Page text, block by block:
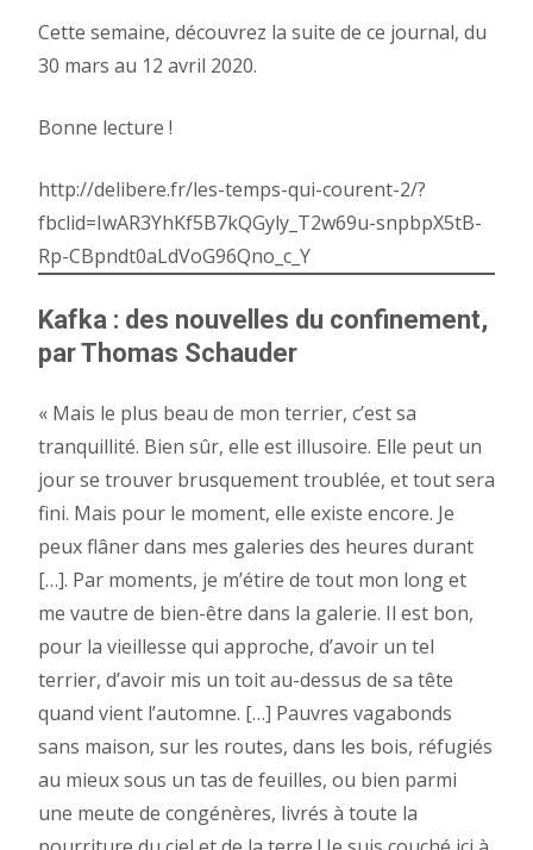
Cette semaine, découvrez la suite de ce journal, du
30 mars au 12 avril 2020.
Bonne lecture !
http://delibere.fr/les-temps-qui-courent-2/?
fbclid=IwAR3YhKf5B7kQGyly_T2w69u-snpbpX5tB-
Rp-CBpndt0aLdVoG96Qno_c_Y
Kafka : des nouvelles du confinement,
par Thomas Schauder
« Mais le plus beau de mon terrier, c’est sa
tranquillité. Bien sûr, elle est illusoire. Elle peut un
jour se trouver brusquement troublée, et tout sera
fini. Mais pour le moment, elle existe encore. Je
peux flâner dans mes galeries des heures durant
[…]. Par moments, je m’étire de tout mon long et
me vautre de bien-être dans la galerie. Il est bon,
pour la vieillesse qui approche, d’avoir un tel
terrier, d’avoir mis un toit au-dessus de sa tête
quand vient l’automne. […] Pauvres vagabonds
sans maison, sur les routes, dans les bois, réfugiés
au mieux sous un tas de feuilles, ou bien parmi
une meute de congénères, livrés à toute la